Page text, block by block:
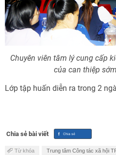
Chuyên viên tâm lý cung cấp
của can thiệp
Lớp tập huấn diễn ra trong 2
Chia sẻ bài viết
Từ khóa Trung tâm Công tác xã hội